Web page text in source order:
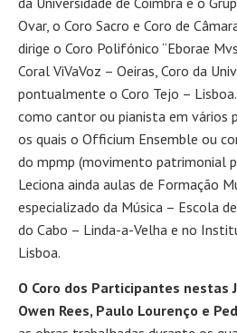
Ovar, o Coro Sacro e Coro de
dirige o Coro Polifónico “Eborae
Coral ViVaVoz – Oeiras, Coro da
pontualmente o Coro Tejo –
como cantor ou pianista em vários
os quais o Officium Ensemble ou
do mpmp (movimento patrimonial
Leciona ainda aulas de Formação
especializado da Música – Escola
do Cabo – Linda-a-Velha e no
Lisboa.
O Coro dos Participantes nestas
Owen Rees, Paulo Lourenço e